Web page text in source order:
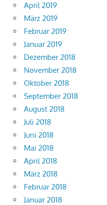
April 2019
März 2019
Februar 2019
Januar 2019
Dezember 2018
November 2018
Oktober 2018
September 2018
August 2018
Juli 2018
Juni 2018
Mai 2018
April 2018
März 2018
Februar 2018
Januar 2018